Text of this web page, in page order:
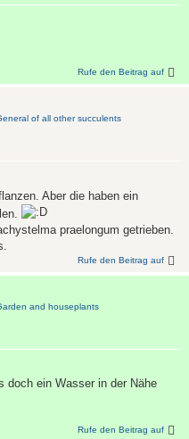
Rufe den Beitrag auf
of all other succulents
Aber die haben ein
praelongum getrieben.
Rufe den Beitrag auf
and houseplants
doch ein Wasser in der Nähe
Rufe den Beitrag auf